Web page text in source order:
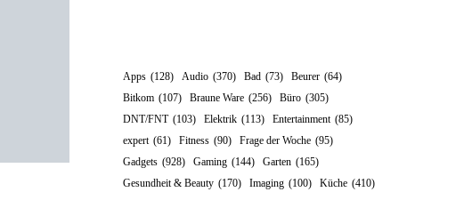
Apps (128) Audio (370) Bad (73) Beurer (64)
Bitkom (107) Braune Ware (256) Büro (305)
DNT/FNT (103) Elektrik (113) Entertainment (85)
expert (61) Fitness (90) Frage der Woche (95)
Gadgets (928) Gaming (144) Garten (165)
Gesundheit & Beauty (170) Imaging (100) Küche (410)